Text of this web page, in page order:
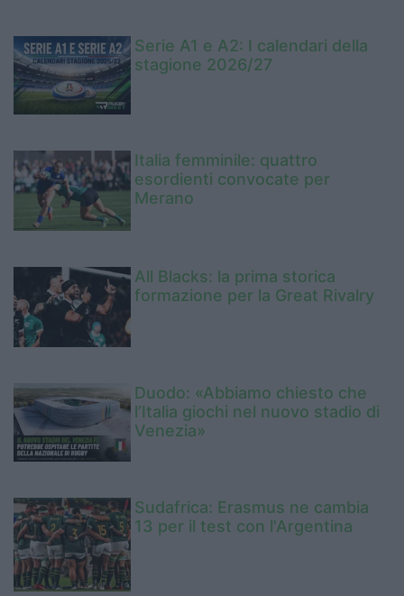
Serie A1 e A2: I calendari della
stagione 2026/27
Italia femminile: quattro
esordienti convocate per
Merano
All Blacks: la prima storica
formazione per la Great Rivalry
Duodo: «Abbiamo chiesto che
l’Italia giochi nel nuovo stadio di
Venezia»
Sudafrica: Erasmus ne cambia
13 per il test con l'Argentina